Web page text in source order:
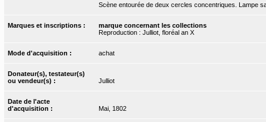
Scène entourée de deux cercles concentriques. Lampe
Marques et inscriptions :
marque concernant les collections
Reproduction : Julliot, floréal an X
Mode d'acquisition : achat
Donateur(s), testateur(s)
ou vendeur(s) :
Julliot
Date de l'acte
d'acquisition :
Mai, 1802